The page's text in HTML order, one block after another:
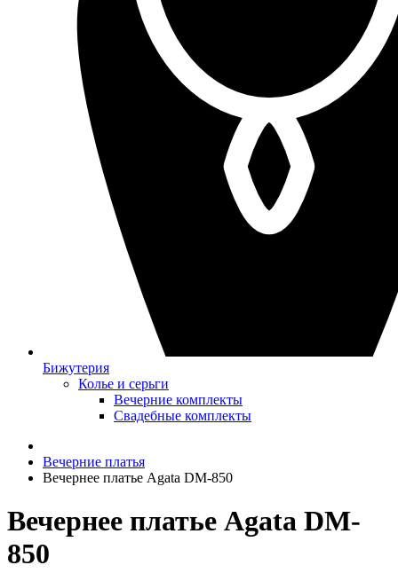
Бижутерия
Колье и серьги
Вечерние комплекты
Свадебные комплекты
Вечерние платья
Вечернее платье Agata DM-850
Вечернее платье Agata DM-
850